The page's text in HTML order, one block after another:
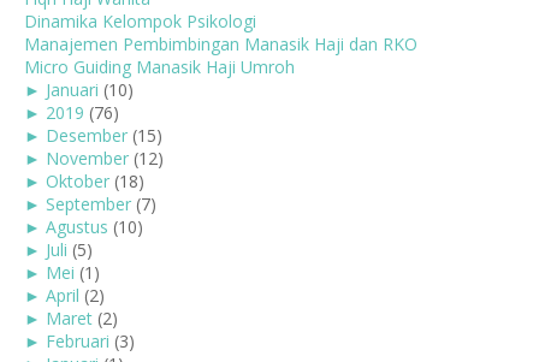
Dinamika Kelompok Psikologi
Manajemen Pembimbingan Manasik Haji dan RKO
Micro Guiding Manasik Haji Umroh
► Januari (10)
► 2019 (76)
► Desember (15)
► November (12)
► Oktober (18)
► September (7)
► Agustus (10)
► Juli (5)
► Mei (1)
► April (2)
► Maret (2)
► Februari (3)